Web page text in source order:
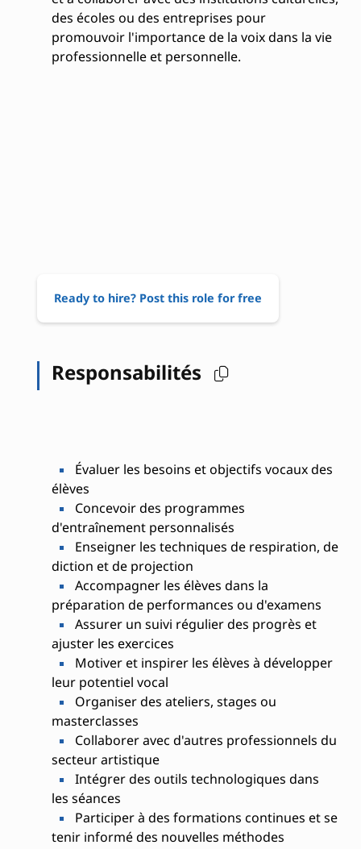
des écoles ou des entreprises pour
promouvoir l'importance de la voix dans la vie
professionnelle et personnelle.
Ready to hire? Post this role for free
Responsabilités
Évaluer les besoins et objectifs vocaux des
élèves
Concevoir des programmes
d'entraînement personnalisés
Enseigner les techniques de respiration, de
diction et de projection
Accompagner les élèves dans la
préparation de performances ou d'examens
Assurer un suivi régulier des progrès et
ajuster les exercices
Motiver et inspirer les élèves à développer
leur potentiel vocal
Organiser des ateliers, stages ou
masterclasses
Collaborer avec d'autres professionnels du
secteur artistique
Intégrer des outils technologiques dans
les séances
Participer à des formations continues et se
tenir informé des nouvelles méthodes